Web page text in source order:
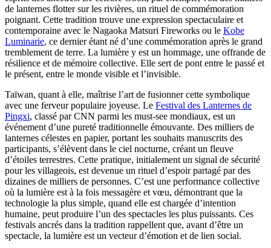
de lanternes flotter sur les rivières, un rituel de commémoration
poignant. Cette tradition trouve une expression spectaculaire et
contemporaine avec le Nagaoka Matsuri Fireworks ou le Kobe
Luminarie, ce dernier étant né d’une commémoration après le grand
tremblement de terre. La lumière y est un hommage, une offrande de
résilience et de mémoire collective. Elle sert de pont entre le passé et
le présent, entre le monde visible et l’invisible.
Taïwan, quant à elle, maîtrise l’art de fusionner cette symbolique
avec une ferveur populaire joyeuse. Le Festival des Lanternes de
Pingxi, classé par CNN parmi les must-see mondiaux, est un
événement d’une pureté traditionnelle émouvante. Des milliers de
lanternes célestes en papier, portant les souhaits manuscrits des
participants, s’élèvent dans le ciel nocturne, créant un fleuve
d’étoiles terrestres. Cette pratique, initialement un signal de sécurité
pour les villageois, est devenue un rituel d’espoir partagé par des
dizaines de milliers de personnes. C’est une performance collective
où la lumière est à la fois messagère et vœu, démontrant que la
technologie la plus simple, quand elle est chargée d’intention
humaine, peut produire l’un des spectacles les plus puissants. Ces
festivals ancrés dans la tradition rappellent que, avant d’être un
spectacle, la lumière est un vecteur d’émotion et de lien social.